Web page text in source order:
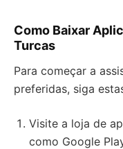
Como Baixar
Turcas
Para começar a
preferidas, siga
Visite a loja de
como Google